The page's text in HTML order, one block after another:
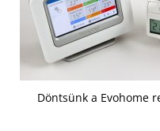
Döntsünk a Evohome